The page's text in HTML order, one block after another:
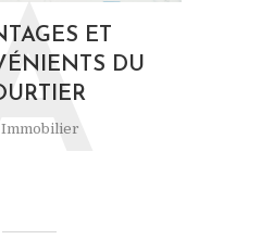
ET
DU
Immobilier